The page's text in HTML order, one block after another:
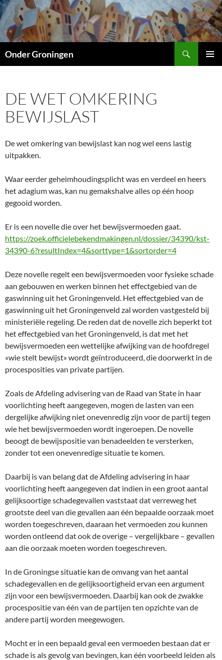
Ga
naar
de
inhoud
Onder Groningen
DE WET OMKERING
BEWIJSLAST
De wet omkering van bewijslast kan nog wel eens lastig
uitpakken.
Waar eerder geheimhoudingsplicht was en verdeel en heers
het adagium was, kan nu gemakshalve alles op één hoop
gegooid worden.
Er is een novelle die over het bewijsvermoeden gaat.
https://zoek.officielebekendmakingen.nl/dossier/34390/kst-
34390-6?resultIndex=4&sorttype=1&sortorder=4
Deze novelle regelt een bewijsvermoeden voor fysieke schade
aan gebouwen en werken binnen het effectgebied van de
gaswinning uit het Groningenveld. Het effectgebied van de
gaswinning uit het Groningenveld zal worden vastgesteld bij
ministeriële regeling. De reden dat de novelle zich beperkt tot
het effectgebied van het Groningenveld, is dat met het
bewijsvermoeden een wettelijke afwijking van de hoofdregel
«wie stelt bewijst» wordt geïntroduceerd, die doorwerkt in de
procesposities van private partijen.
Zoals de Afdeling advisering van de Raad van State in haar
voorlichting heeft aangegeven, mogen de lasten van een
dergelijke afwijking niet onevenredig zijn voor de partij tegen
wie het bewijsvermoeden wordt ingeroepen. De novelle
beoogt de bewijspositie van benadeelden te versterken,
zonder tot een onevenredige situatie te komen.
Daarbij is van belang dat de Afdeling advisering in haar
voorlichting heeft aangegeven dat indien in een groot aantal
gelijksoortige schadegevallen vaststaat dat verreweg het
grootste deel van die gevallen aan één bepaalde oorzaak moet
worden toegeschreven, daaraan het vermoeden zou kunnen
worden ontleend dat ook de overige – vergelijkbare – gevallen
aan die oorzaak moeten worden toegeschreven.
In de Groningse situatie kan de omvang van het aantal
schadegevallen en de gelijksoortigheid ervan een argument
zijn voor een bewijsvermoeden. Daarbij kan ook de zwakke
procespositie van één van de partijen ten opzichte van de
andere partij worden meegewogen.
Mocht er in een bepaald geval een vermoeden bestaan dat er
schade is als gevolg van bevingen, kan één voorbeeld leiden als